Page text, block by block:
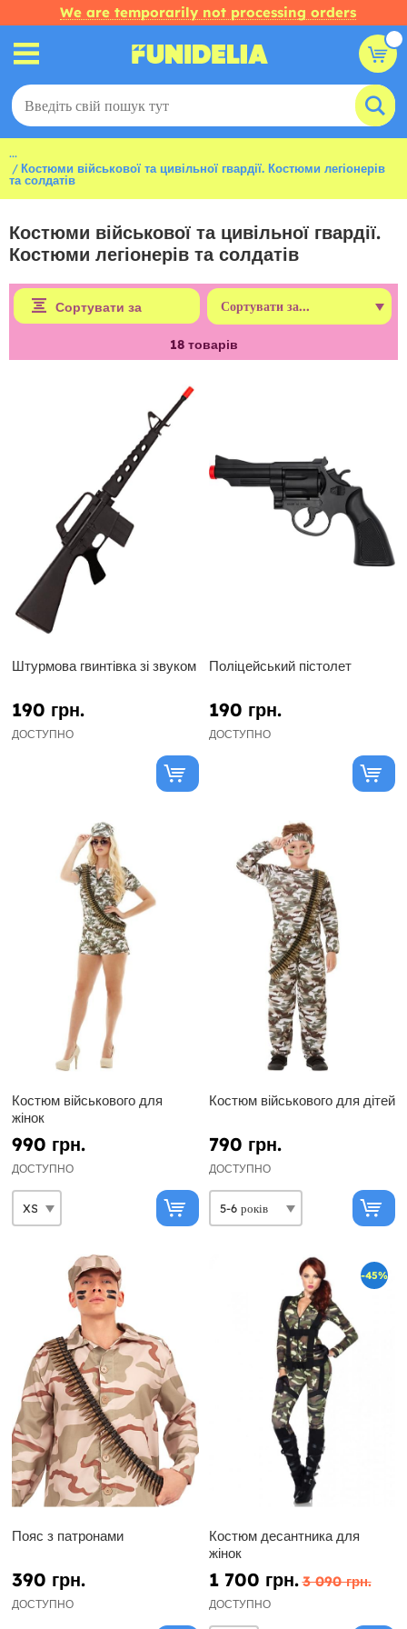
We are temporarily not processing orders
...
Костюми військової та цивільної гвардії. Костюми легіонерів
та солдатів
Костюми військової та цивільної гвардії.
Костюми легіонерів та солдатів
Сортувати за
18товарів
Штурмова гвинтівка зі звуком
190 грн.
ДОСТУПНО
Поліцейський пістолет
190 грн.
ДОСТУПНО
Костюм військового для
жінок
990 грн.
ДОСТУПНО
Костюм військового для дітей
790 грн.
ДОСТУПНО
Пояс з патронами
390 грн.
ДОСТУПНО
-45%
Костюм десантника для
жінок
1 700 грн. 3 090 грн.
ДОСТУПНО